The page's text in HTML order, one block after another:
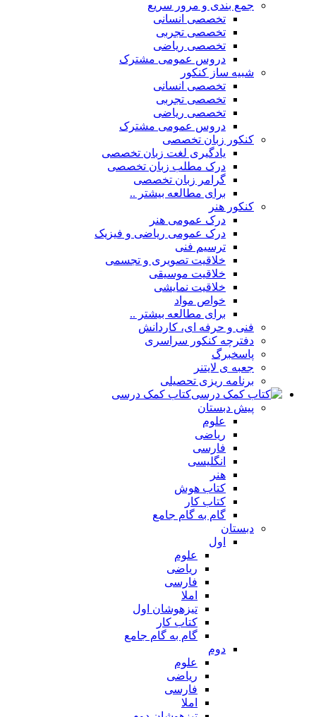
جمع بندی و مرور سریع
تخصصی انسانی
تخصصی تجربی
تخصصی ریاضی
دروس عمومی مشترک
شبیه ساز کنکور
تخصصی انسانی
تخصصی تجربی
تخصصی ریاضی
دروس عمومی مشترک
کنکور زبان تخصصی
یادگیری لغت زبان تخصصی
درک مطلب زبان تخصصی
گرامر زبان تخصصی
برای مطالعه بیشتر ..
کنکور هنر
درک عمومی هنر
درک عمومی ریاضی و فیزیک
ترسیم فنی
خلاقیت تصویری و تجسمی
خلاقیت موسیقی
خلاقیت نمایشی
خواص مواد
برای مطالعه بیشتر ..
فنی و حرفه ای، کاردانش
دفترچه کنکور سراسری
پاسخبرگ
جعبه ی لایتنر
برنامه ریزی تحصیلی
کتاب کمک درسی
پیش دبستان
علوم
ریاضی
فارسی
انگلیسی
هنر
کتاب هوش
کتاب کار
گام به گام جامع
دبستان
اول
علوم
ریاضی
فارسی
املا
تیزهوشان اول
کتاب کار
گام به گام جامع
دوم
علوم
ریاضی
فارسی
املا